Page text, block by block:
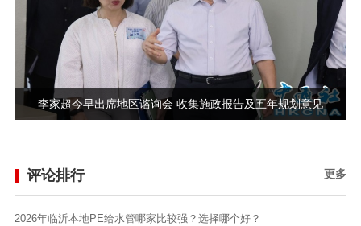
李家超今早出席地区谘询会 收集施政报告及五年规划意见
更多
评论排行
2026年临沂本地PE给水管哪家比较强？选择哪个好？